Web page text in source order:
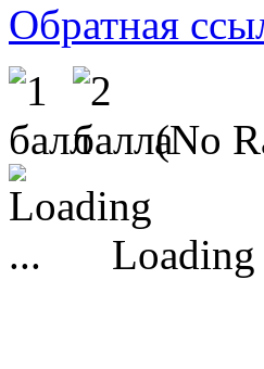
Обратная
(No
Loading